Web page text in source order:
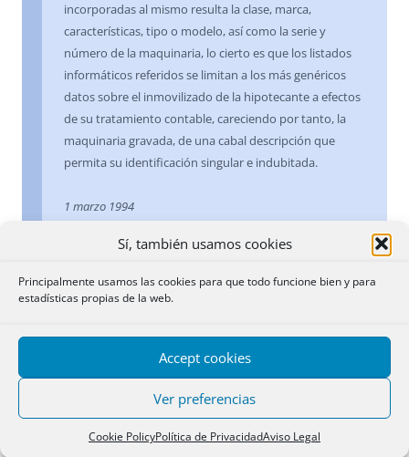
Sí, también usamos cookies
Principalmente usamos las cookies para que todo funcione bien y para
estadísticas propias de la web.
Accept cookies
Ver preferencias
Cookie PolicyPolítica de PrivacidadAviso Legal
incorporadas al mismo resulta la clase, marca,
características, tipo o modelo, así como la serie y
número de la maquinaria, lo cierto es que los listados
informáticos referidos se limitan a los más genéricos
datos sobre el inmovilizado de la hipotecante a efectos
de su tratamiento contable, careciendo por tanto, la
maquinaria gravada, de una cabal descripción que
permita su identificación singular e indubitada.
1 marzo 1994
Identificación de la maquinaria.- A pesar de la
relaciones incorporadas resulta la clase, marca,
número de la maquinaria, lo cierto es que los listados
informáticos referidos se limitan a los más genéricos
datos de inmovilizado de la hipotecante a efectos de
tratamiento contable, careciendo, por tanto, la
permita su identificación singular, motivo por el que